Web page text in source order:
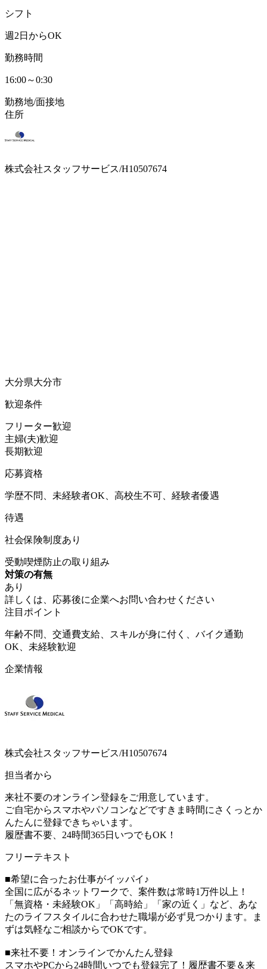
シフト
週2日からOK
勤務時間
16:00～0:30
勤務地/面接地
住所
株式会社スタッフサービス/H10507674
大分県大分市
歓迎条件
フリーター歓迎
主婦(夫)歓迎
長期歓迎
応募資格
学歴不問、未経験者OK、高校生不可、経験者優遇
待遇
社会保険制度あり
受動喫煙防止の取り組み
対策の有無
あり
詳しくは、応募後に企業へお問い合わせください
注目ポイント
年齢不問、交通費支給、スキルが身に付く、バイク通勤
OK、未経験歓迎
企業情報
株式会社スタッフサービス/H10507674
担当者から
来社不要のオンライン登録をご用意しています。
ご自宅からスマホやパソコンなどですきま時間にさくっとか
んたんに登録できちゃいます。
履歴書不要、24時間365日いつでもOK！
フリーテキスト
■希望に合ったお仕事がイッパイ♪
全国に広がるネットワークで、案件数は常時1万件以上！
「無資格・未経験OK」「高時給」「家の近く」など、あな
たのライフスタイルに合わせた職場が必ず見つかります。ま
ずは気軽なご相談からでOKです。
■来社不要！オンラインでかんたん登録
スマホやPCから24時間いつでも登録完了！履歴書不要＆来